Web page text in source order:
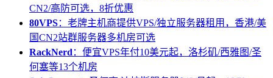
CN2/高防可选，8折优惠
80VPS：老牌主机商提供VPS/独立服务器租用，香港/美
国CN2站群服务器多机房可选
RackNerd ：便宜VPS年付10美元起，洛杉矶/西雅图/圣
何塞等13个机房